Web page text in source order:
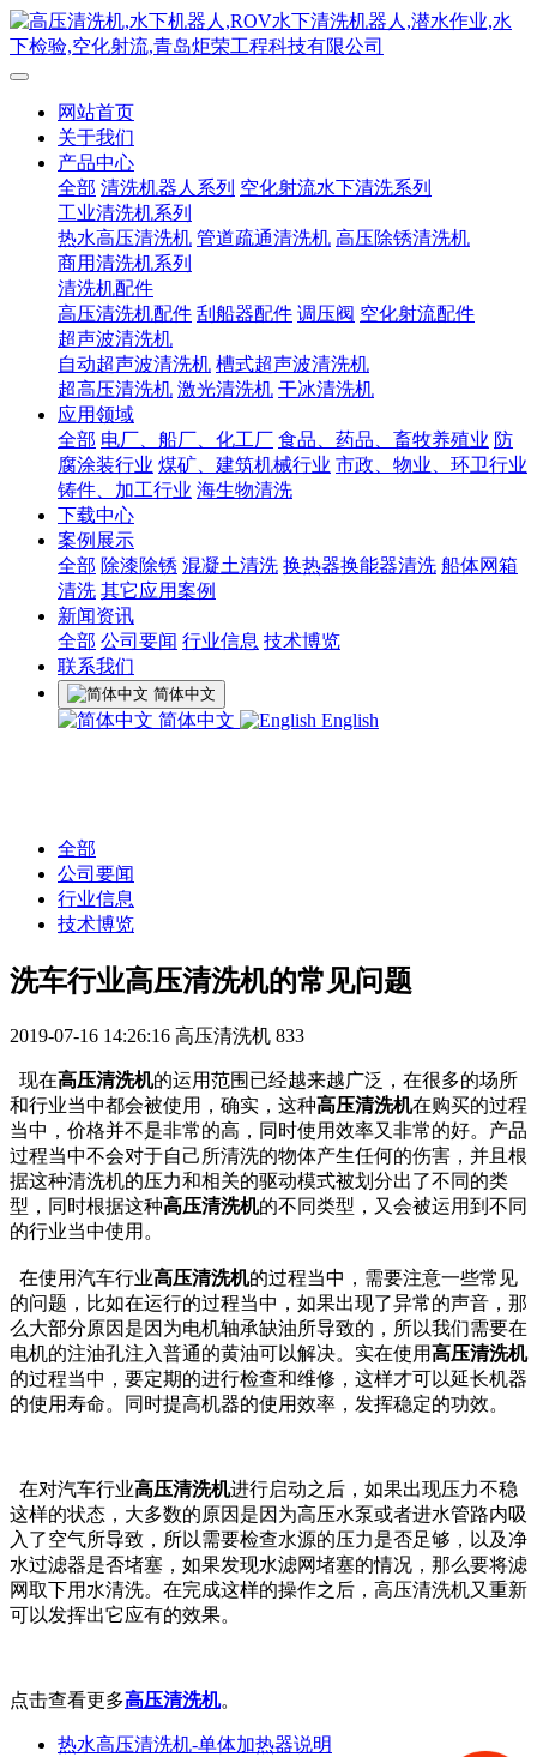
网站首页
关于我们
产品中心
全部 清洗机器人系列 空化射流水下清洗系列
工业清洗机系列
热水高压清洗机 管道疏通清洗机 高压除锈清洗机
商用清洗机系列
清洗机配件
高压清洗机配件 刮船器配件 调压阀 空化射流配件
超声波清洗机
自动超声波清洗机 槽式超声波清洗机
超高压清洗机 激光清洗机 干冰清洗机
应用领域
全部 电厂、船厂、化工厂 食品、药品、畜牧养殖业 防
腐涂装行业 煤矿、建筑机械行业 市政、物业、环卫行业
铸件、加工行业 海生物清洗
下载中心
案例展示
全部 除漆除锈 混凝土清洗 换热器换能器清洗 船体网箱
清洗 其它应用案例
新闻资讯
全部 公司要闻 行业信息 技术博览
联系我们
简体中文
简体中文 English
全部
公司要闻
行业信息
技术博览
洗车行业高压清洗机的常见问题
2019-07-16 14:26:16 高压清洗机 833
现在高压清洗机的运用范围已经越来越广泛，在很多的场所
和行业当中都会被使用，确实，这种高压清洗机在购买的过程
当中，价格并不是非常的高，同时使用效率又非常的好。产品
过程当中不会对于自己所清洗的物体产生任何的伤害，并且根
据这种清洗机的压力和相关的驱动模式被划分出了不同的类
型，同时根据这种高压清洗机的不同类型，又会被运用到不同
的行业当中使用。
在使用汽车行业高压清洗机的过程当中，需要注意一些常见
的问题，比如在运行的过程当中，如果出现了异常的声音，那
么大部分原因是因为电机轴承缺油所导致的，所以我们需要在
电机的注油孔注入普通的黄油可以解决。实在使用高压清洗机
的过程当中，要定期的进行检查和维修，这样才可以延长机器
的使用寿命。同时提高机器的使用效率，发挥稳定的功效。
在对汽车行业高压清洗机进行启动之后，如果出现压力不稳
这样的状态，大多数的原因是因为高压水泵或者进水管路内吸
入了空气所导致，所以需要检查水源的压力是否足够，以及净
水过滤器是否堵塞，如果发现水滤网堵塞的情况，那么要将滤
网取下用水清洗。在完成这样的操作之后，高压清洗机又重新
可以发挥出它应有的效果。
点击查看更多高压清洗机。
热水高压清洗机-单体加热器说明